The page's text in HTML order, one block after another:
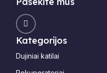
Kategorijos
Dujiniai katilai